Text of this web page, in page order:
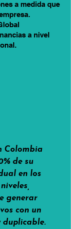
a medida que
a nivel
Colombia
de su
en los
generar
con un
duplicable.